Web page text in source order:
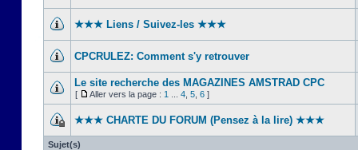
★★★ Liens / Suivez-les ★★★
CPCRULEZ: Comment s'y retrouver‎
Le site recherche des MAGAZINES AMSTRAD CPC
[ Aller vers la page : 1 4 5 6 ]
★★★ CHARTE DU FORUM (Pensez à la lire) ★★★
Sujet(s)